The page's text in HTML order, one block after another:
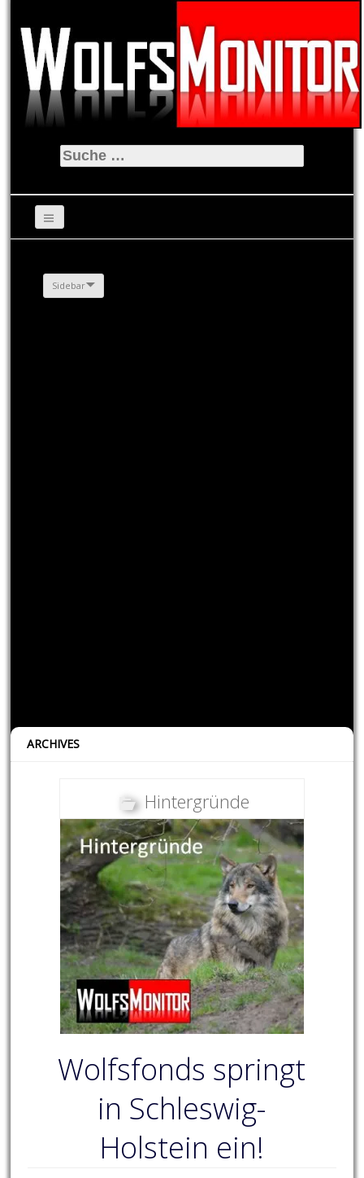
Suche
nach:
Sidebar
ARCHIVES
Hintergründe
Wolfsfonds springt
in Schleswig-
Holstein ein!